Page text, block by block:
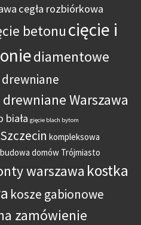
cegła rozbiórkowa
betonu cięcie i
diamentowe
Warszawa
biała gięcie blach bytom
kompleksowa
domów Trójmiasto
warszawa kostka
kosze gabionowe
zamówienie